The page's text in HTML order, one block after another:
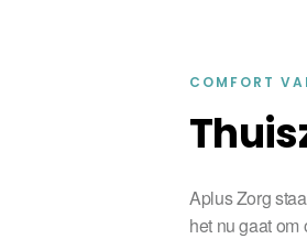
COMFORT
Aplus Zorg
het nu gaat